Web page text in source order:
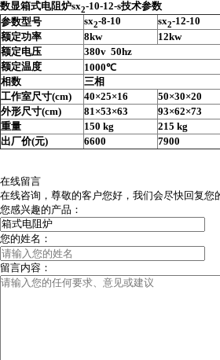
数显箱式电阻炉sx2-10-12-s技术参数
参数型号
sx2-8-10 sx2-12-10
额定功率
8kw 12kw
额定电压
380v 50hz
额定温度
1000℃
相数
三相
工作室尺寸(cm)
40×25×16 50×30×20
外形尺寸(cm)
81×53×63 93×62×73
重量
150 kg 215 kg
出厂价(元)
6600 7900
在线留言
在线咨询，尊敬的客户您好，我们会尽快回复您
您感兴趣的产品：
您的姓名：
留言内容：